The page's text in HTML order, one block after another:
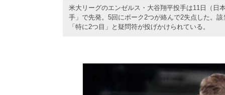
米大リーグのエンゼルス・大谷翔平投手は11日（日
手」で先発。5回にボーク2つが絡んで2失点した。
「特に2つ目」と疑問符が投げかけられている。